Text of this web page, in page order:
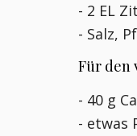
- 2 EL
- Salz,
Für den
- 40 g
- etwas